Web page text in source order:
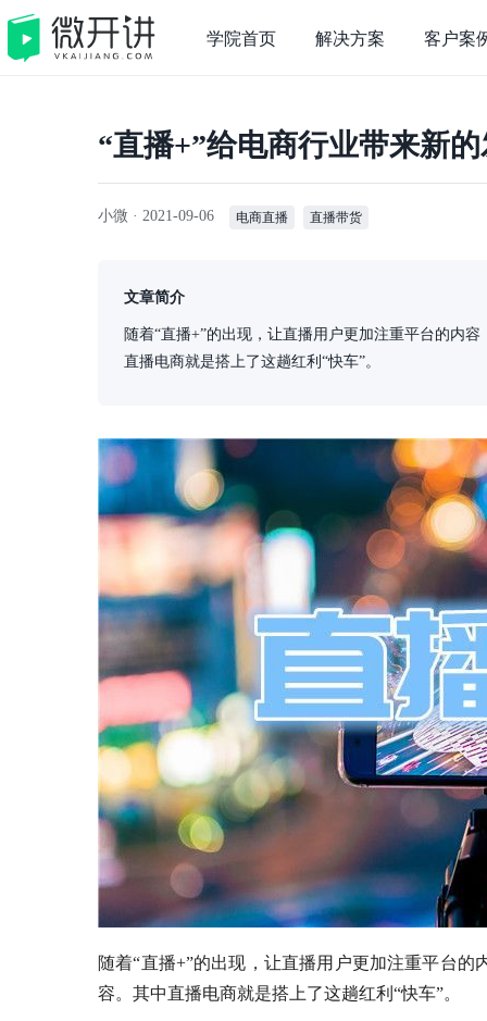
学院首页 解决方案 客户案
“直播+”给电商行业带来新
小微 · 2021-09-06 电商直播 直播带货
文章简介
随着“直播+”的出现，让直播用户更加注重平台的内
直播电商就是搭上了这趟红利“快车”。
随着“直播+”的出现，让直播用户更加注重平台
容。 其中直播电商就是搭上了这趟红利 “快车”。